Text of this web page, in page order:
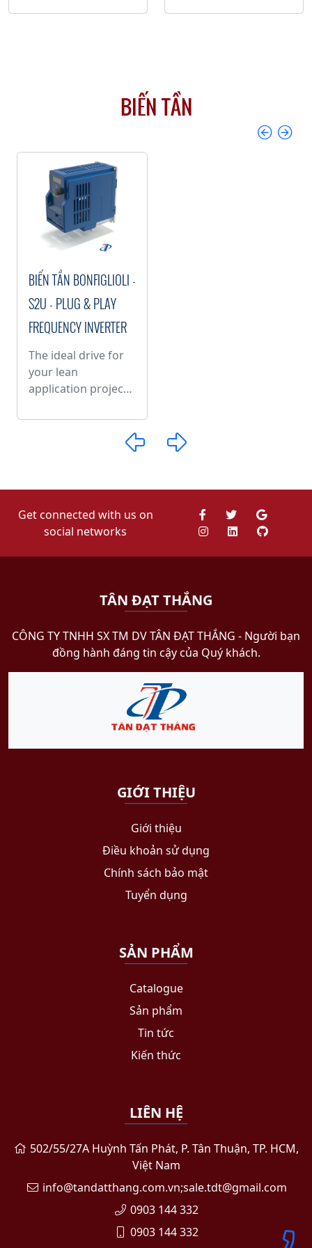
BIẾN TẦN
​BIẾN TẦN BONFIGLIOLI -
S2U - PLUG & PLAY
FREQUENCY INVERTER
The ideal drive for
your lean
application projects
The Ideal drive for
application projects.
but powerful and
S2U is the
Bonfiglioli Vectron
compact Inverter
and torque vector
control of electric
2.2kW.
The simple
installation and use,
outstanding range
applications where
market are critical.
Get connected with us on
social networks
TÂN ĐẠT THẮNG
CÔNG TY TNHH SX TM DV TÂN ĐẠT THẮNG​ - Người bạn
đồng hành đáng tin cậy của Quý khách.
GIỚI THIỆU
Giới thiệu
Điều khoản sử dụng
Chính sách bảo mật
Tuyển dụng
SẢN PHẨM
Catalogue
Sản phẩm
Tin tức
Kiến thức
LIÊN HỆ
502/55/27A Huỳnh Tấn Phát, P. Tân Thuận, TP. HCM,
Việt Nam
info@tandatthang.com.vn;sale.tdt@gmail.com
0903 144 332
0903 144 332